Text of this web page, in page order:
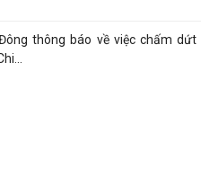
thông báo về việc chấm dứt